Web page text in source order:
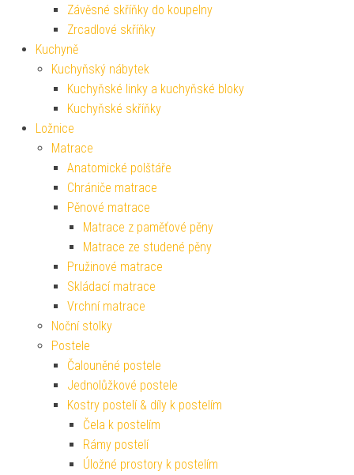
Závěsné skříňky do koupelny
Zrcadlové skříňky
Kuchyně
Kuchyňský nábytek
Kuchyňské linky a kuchyňské bloky
Kuchyňské skříňky
Ložnice
Matrace
Anatomické polštáře
Chrániče matrace
Pěnové matrace
Matrace z paměťové pěny
Matrace ze studené pěny
Pružinové matrace
Skládací matrace
Vrchní matrace
Noční stolky
Postele
Čalouněné postele
Jednolůžkové postele
Kostry postelí & díly k postelím
Čela k postelím
Rámy postelí
Úložné prostory k postelím